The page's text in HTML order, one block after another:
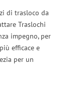
di trasloco da
Traslochi
impegno, per
efficace e
per un